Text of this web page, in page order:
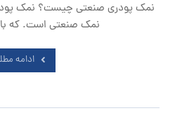
نمک پودری صنعتی چیست؟ نمک
نمک صنعتی است. که
ادامه